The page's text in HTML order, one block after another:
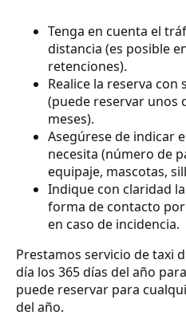
Tenga en cuenta el
distancia (es posible
retenciones).
Realice la reserva
(puede reservar unos
meses).
Asegúrese de indicar
necesita (número de
equipaje, mascotas,
Indique con claridad
forma de contacto
en caso de incidencia.
Prestamos servicio de taxi
día los 365 días del año
puede reservar para
del año.